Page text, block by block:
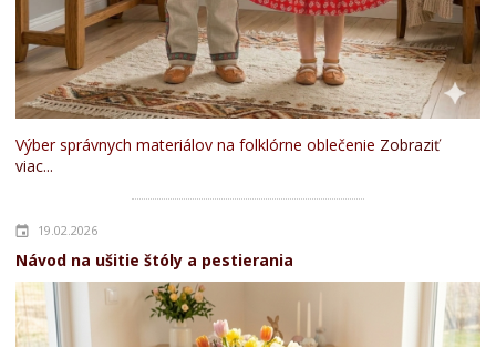
Výber správnych materiálov na folklórne oblečenie Zobraziť
viac...
19.02.2026
Návod na ušitie štóly a pestierania